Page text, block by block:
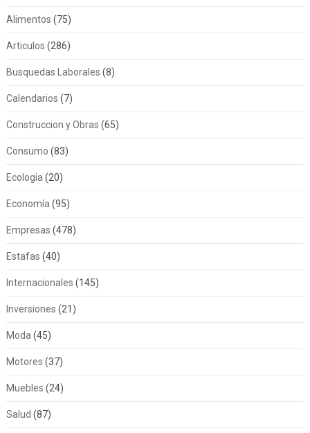
Alimentos (75)
Articulos (286)
Busquedas Laborales (8)
Calendarios (7)
Construccion y Obras (65)
Consumo (83)
Ecologia (20)
Economía (95)
Empresas (478)
Estafas (40)
Internacionales (145)
Inversiones (21)
Moda (45)
Motores (37)
Muebles (24)
Salud (87)